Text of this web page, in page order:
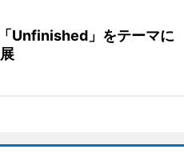
Unfinished」をテーマに